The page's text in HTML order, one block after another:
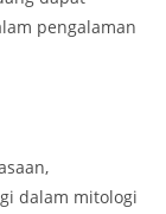
pengalaman
dalam mitologi